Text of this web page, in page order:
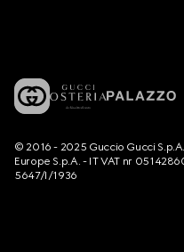
© 2016 - 2025 Guccio Gucci
Europe S.p.A. - IT VAT nr
5647/I/1936